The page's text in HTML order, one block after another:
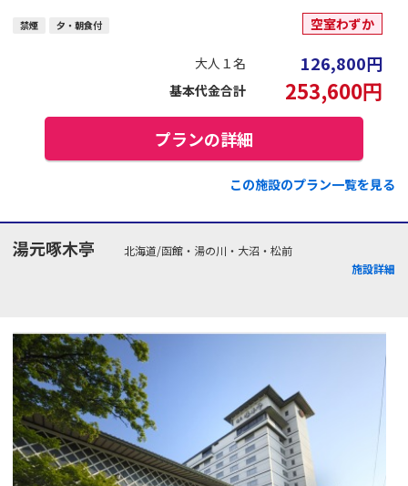
禁煙 夕・朝食付 空室わずか
大人１名 126,800円
基本代金合計 253,600円
プランの詳細
この施設のプラン一覧を見る
湯元啄木亭
北海道/函館・湯の川・大沼・松前
施設詳細